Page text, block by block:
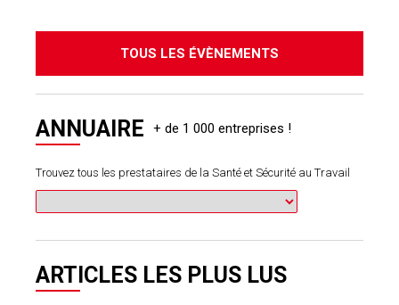
TOUS LES ÉVÈNEMENTS
ANNUAIRE
Trouvez tous les prestataires de la Santé et Sécurité au Travail
ARTICLES LES PLUS LUS